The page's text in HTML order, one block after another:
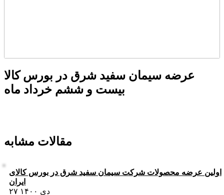
عرضه سیمان سفید شرق در بورس کالا
بیست و ششم خرداد ماه
مقالات مشابه
اولین عرضه محصولات شرکت سیمان سفید شرق در بورس كالای
ايران
۲۷ دی ۱۴۰۰